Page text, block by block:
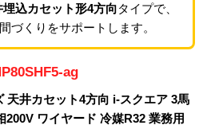
込カセット形4方向タイプで、
づくりをサポートします。
ag
天井カセット4方向 i-スクエア 3馬
ワイヤード 冷媒R32 業務用